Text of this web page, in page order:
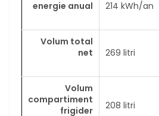
energie anual
214 kWh/an
Volum total
net
269 litri
Volum
compartiment
frigider
208 litri